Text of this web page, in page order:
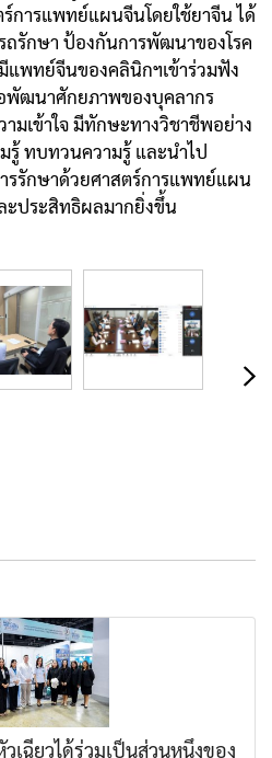
การแพทย์แผนจีนโดยใช้ยาจีน ได้
รักษา ป้องกันการพัฒนาของโรค
แพทย์จีนของคลินิกฯเข้าร่วมฟัง
พัฒนาศักยภาพของบุคลากร
มเข้าใจ มีทักษะทางวิชาชีพอย่าง
รู้ ทบทวนความรู้ และนำไป
รรักษาด้วยศาสตร์การแพทย์แผน
ะประสิทธิผลมากยิ่งขึ้น
ฉียวได้ร่วมเป็นส่วนหนึ่งของ